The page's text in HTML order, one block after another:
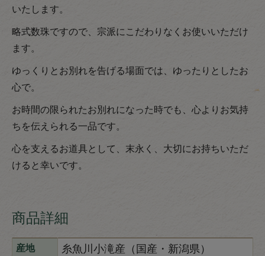
いたします。
略式数珠ですので、宗派にこだわりなくお使いいただけ
ます。
ゆっくりとお別れを告げる場面では、ゆったりとしたお
心で。
お時間の限られたお別れになった時でも、心よりお気持
ちを伝えられる一品です。
心を支えるお道具として、末永く、大切にお持ちいただ
けると幸いです。
商品詳細
産地 糸魚川小滝産（国産・新潟県）